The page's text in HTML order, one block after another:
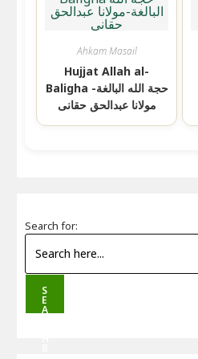
Ahkam Masail
Hujjat Allah al-
Baligha حجة الله البالغة-
مولانا عبدالحق حقانی
Search for:
S
E
A